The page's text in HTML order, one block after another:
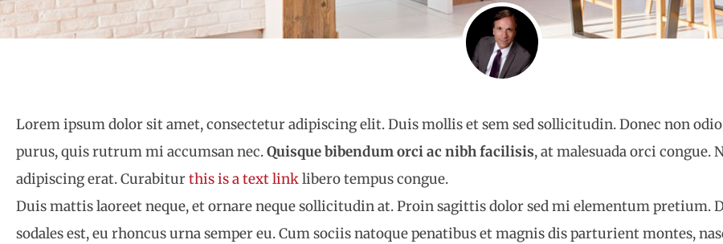
Lorem ipsum dolor sit amet, consectetur adipiscing elit. Duis mollis et sem sed sollicitudin. Donec non
purus, quis rutrum mi accumsan nec.Quisque bibendum orci ac nibh facilisis, at malesuada orci
adipiscing erat. Curabiturthis is a text linklibero tempus congue.
Duis mattis laoreet neque, et ornare neque sollicitudin at. Proin sagittis dolor sed mi elementum pretium.
sodales est, eu rhoncus urna semper eu. Cum sociis natoque penatibus et magnis dis parturient montes,